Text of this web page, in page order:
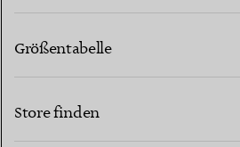
Größentabelle
Store finden